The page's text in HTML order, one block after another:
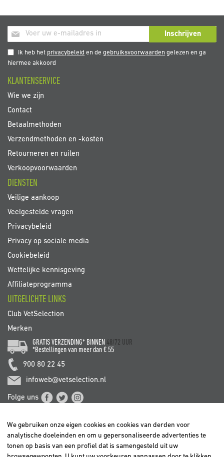
Abonneer
u
op
onze
Inschrijven
Ik heb het privacybeleid en degebruiksvoorwaarden gelezen en ga
hiermee akkoord
KLANTENSERVICE
Wie we zijn
Contact
Betaalmethoden
Verzendmethoden en -kosten
Retourneren en ruilen
Verkoopvoorwaarden
DIENSTEN
Veilige aankoop
Veelgestelde vragen
Privacybeleid
Privacy op sociale media
Cookiebeleid
Wettelijke kennisgeving
Affiliateprogramma
UITGELICHTE LINKS
Club VetSelection
Merken
GRATIS VERZENDING* BINNEN 48/72 UUR
*Bestellingen van meer dan € 55
900 80 22 45
infoweb@vetselection.nl
Folge uns
We gebruiken onze eigen cookies en cookies van derden voor
analytische doeleinden en om u gepersonaliseerde advertenties te
tonen op basis van een profiel dat is samengesteld uit uw